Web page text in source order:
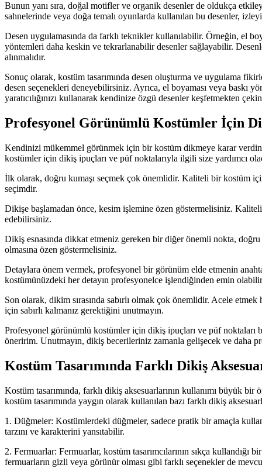
Bunun yanı sıra, doğal motifler ve organik desenler de oldukça
sahnelerinde veya doğa temalı oyunlarda kullanılan bu desenler,
Desen uygulamasında da farklı teknikler kullanılabilir. Örneğin, el
yöntemleri daha keskin ve tekrarlanabilir desenler sağlayabilir.
alınmalıdır.
Sonuç olarak, kostüm tasarımında desen oluşturma ve uygulama
desen seçenekleri deneyebilirsiniz. Ayrıca, el boyaması veya baskı
yaratıcılığınızı kullanarak kendinize özgü desenler keşfetmekten
Profesyonel Görünümlü Kostümler İçin
Kendinizi mükemmel görünmek için bir kostüm dikmeye karar
kostümler için dikiş ipuçları ve püf noktalarıyla ilgili size yardımcı
İlk olarak, doğru kumaşı seçmek çok önemlidir. Kaliteli bir kostüm
seçimdir.
Dikişe başlamadan önce, kesim işlemine özen göstermelisiniz.
edebilirsiniz.
Dikiş esnasında dikkat etmeniz gereken bir diğer önemli nokta,
olmasına özen göstermelisiniz.
Detaylara önem vermek, profesyonel bir görünüm elde etmenin
kostümünüzdeki her detayın profesyonelce işlendiğinden emin
Son olarak, dikim sırasında sabırlı olmak çok önemlidir. Acele
için sabırlı kalmanız gerektiğini unutmayın.
Profesyonel görünümlü kostümler için dikiş ipuçları ve püf noktaları
öneririm. Unutmayın, dikiş becerileriniz zamanla gelişecek ve daha
Kostüm Tasarımında Farklı Dikiş
Kostüm tasarımında, farklı dikiş aksesuarlarının kullanımı büyük
kostüm tasarımında yaygın olarak kullanılan bazı farklı dikiş
1. Düğmeler: Kostümlerdeki düğmeler, sadece pratik bir amaçla
tarzını ve karakterini yansıtabilir.
2. Fermuarlar: Fermuarlar, kostüm tasarımcılarının sıkça kullandığı
fermuarların gizli veya görünür olması gibi farklı seçenekler de